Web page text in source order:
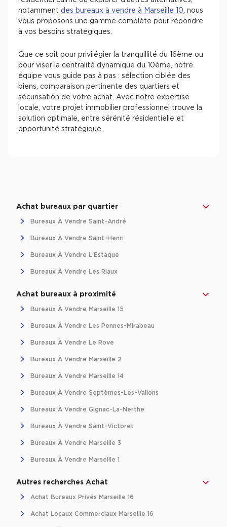
notamment des bureaux à vendre à Marseille 10, nous
vous proposons une gamme complète pour répondre
à vos besoins stratégiques.
Que ce soit pour privilégier la tranquillité du 16ème ou
pour viser la centralité dynamique du 10ème, notre
équipe vous guide pas à pas : sélection ciblée des
biens, comparaison pertinente des quartiers et
sécurisation de votre achat. Avec notre expertise
locale, votre projet immobilier professionnel trouve la
solution optimale, entre sérénité résidentielle et
opportunité stratégique.
Achat bureaux par quartier
Bureaux À Vendre Saint-André
Bureaux À Vendre Saint-Henri
Bureaux À Vendre L'Estaque
Bureaux À Vendre Les Riaux
Achat bureaux à proximité
Bureaux À Vendre Marseille 15
Bureaux À Vendre Les Pennes-Mirabeau
Bureaux À Vendre Le Rove
Bureaux À Vendre Marseille 2
Bureaux À Vendre Marseille 14
Bureaux À Vendre Septèmes-Les-Vallons
Bureaux À Vendre Gignac-La-Nerthe
Bureaux À Vendre Saint-Victoret
Bureaux À Vendre Marseille 3
Bureaux À Vendre Marseille 1
Autres recherches Achat
Achat Bureaux Privés Marseille 16
Achat Locaux Commerciaux Marseille 16